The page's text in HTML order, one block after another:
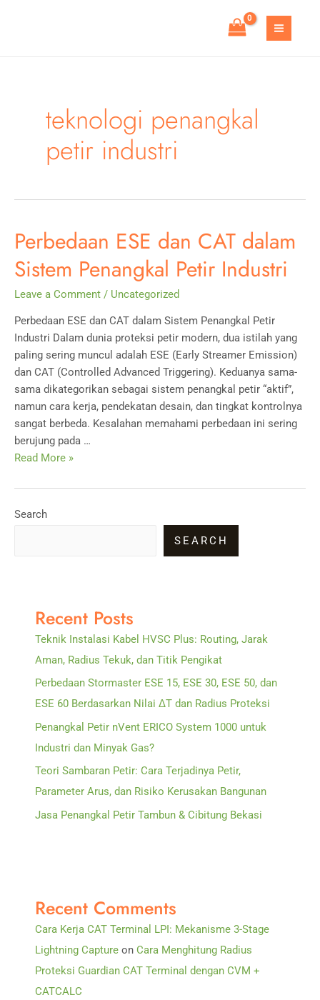
MAIN
teknologi penangkal
petir industri
Perbedaan ESE dan CAT dalam
Sistem Penangkal Petir Industri
Leave a Comment / Uncategorized
Perbedaan ESE dan CAT dalam Sistem Penangkal Petir
Industri Dalam dunia proteksi petir modern, dua istilah yang
paling sering muncul adalah ESE (Early Streamer Emission)
dan CAT (Controlled Advanced Triggering). Keduanya sama-
sama dikategorikan sebagai sistem penangkal petir “aktif”,
namun cara kerja, pendekatan desain, dan tingkat kontrolnya
sangat berbeda. Kesalahan memahami perbedaan ini sering
berujung pada …
Perbedaan
dan
CAT
Read More »
Search
SEARCH
Recent Posts
Teknik Instalasi Kabel HVSC Plus: Routing, Jarak
Aman, Radius Tekuk, dan Titik Pengikat
Perbedaan Stormaster ESE 15, ESE 30, ESE 50, dan
ESE 60 Berdasarkan Nilai ΔT dan Radius Proteksi
Penangkal Petir nVent ERICO System 1000 untuk
Industri dan Minyak Gas?
Teori Sambaran Petir: Cara Terjadinya Petir,
Parameter Arus, dan Risiko Kerusakan Bangunan
Jasa Penangkal Petir Tambun & Cibitung Bekasi
Recent Comments
Cara Kerja CAT Terminal LPI: Mekanisme 3-Stage
Lightning Capture on Cara Menghitung Radius
Proteksi Guardian CAT Terminal dengan CVM +
CATCALC